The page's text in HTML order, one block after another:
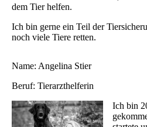
dem Tier helfen.
Ich bin gerne ein Teil der
noch viele Tiere retten.
Name: Angelina Stier
Beruf: Tierarzthelferin
Ich bin